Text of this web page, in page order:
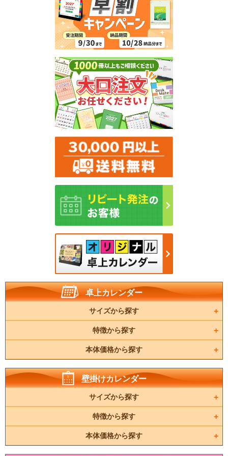
卓上カレンダー
サイズから探す
特徴から探す
本体価格から探す
壁掛けカレンダー
サイズから探す
特徴から探す
本体価格から探す